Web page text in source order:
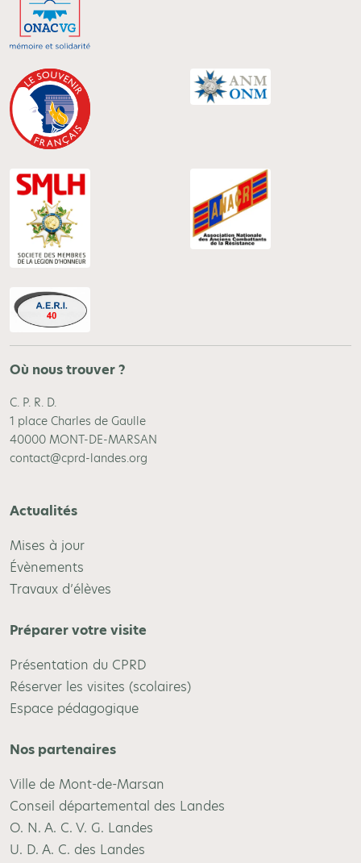
Où nous trouver ?
C. P. R. D.
1 place Charles de Gaulle
40000 MONT-DE-MARSAN
contact@cprd-landes.org
Actualités
Mises à jour
Évènements
Travaux d’élèves
Préparer votre visite
Présentation du CPRD
Réserver les visites (scolaires)
Espace pédagogique
Nos partenaires
Ville de Mont-de-Marsan
Conseil départemental des Landes
O. N. A. C. V. G. Landes
U. D. A. C. des Landes